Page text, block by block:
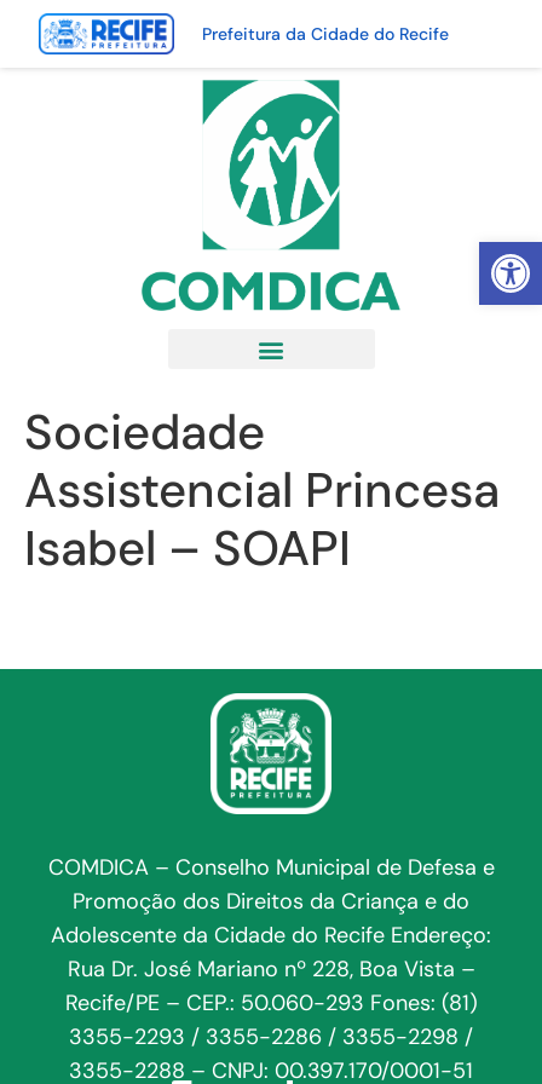
Abrir
Prefeitura da Cidade do Recife
Sociedade
Assistencial Princesa
Isabel – SOAPI
COMDICA – Conselho Municipal de Defesa e
Promoção dos Direitos da Criança e do
Adolescente da Cidade do Recife Endereço:
Rua Dr. José Mariano nº 228, Boa Vista –
Recife/PE – CEP.: 50.060-293 Fones: (81)
3355-2293 / 3355-2286 / 3355-2298 /
3355-2288 – CNPJ: 00.397.170/0001-51